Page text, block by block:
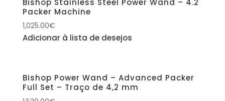
Bishop Stainless Steel Power Wand – 4.2
Packer Machine
1,025.00€
Adicionar à lista de desejos
Bishop Power Wand – Advanced Packer
Full Set – Traço de 4,2 mm